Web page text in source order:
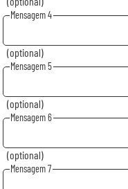
Mensagem 4
(optional)
Mensagem 5
(optional)
Mensagem 6
(optional)
Mensagem 7